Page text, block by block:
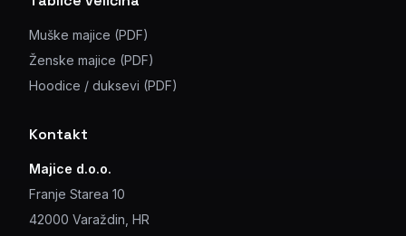
Muške majice (PDF)
Ženske majice (PDF)
Hoodice / duksevi (PDF)
Kontakt
Majice d.o.o.
Franje Starea 10
42000 Varaždin, HR